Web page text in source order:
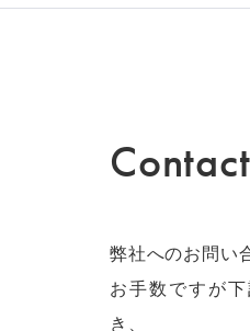
Contact
弊社へのお問い
お手数ですが
き、